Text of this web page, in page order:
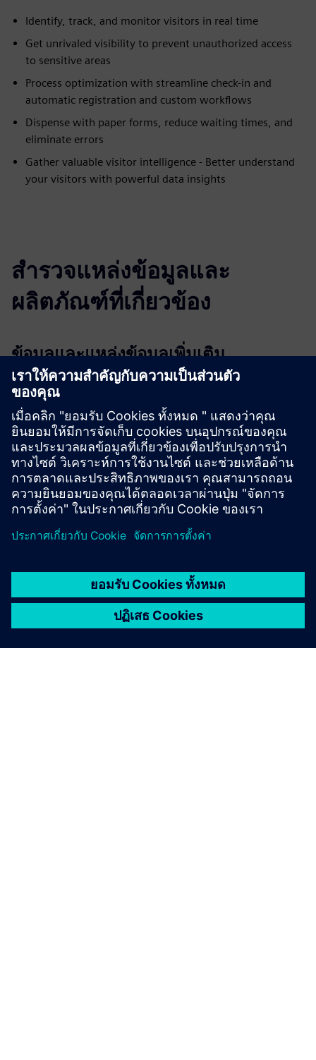
Identify, track, and monitor visitors in real time
Get unrivaled visibility to prevent unauthorized access
to sensitive areas
Process optimization with streamline check-in and
automatic registration and custom workflows
Dispense with paper forms, reduce waiting times, and
eliminate errors
Gather valuable visitor intelligence - Better understand
your visitors with powerful data insights
สำรวจแหล่งข้อมูลและ
ผลิตภัณฑ์ที่เกี่ยวข้อง
ข้อมูลและแหล่งข้อมูลเพิ่มเติม
More information
Case study: Stryker enhances on-site security
Case study: Visitor management solution for Google
เงื่อนไขเบื้องต้น
None